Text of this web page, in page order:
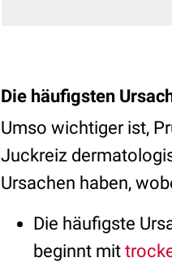
Die häufigsten
Umso wichtiger ist,
Juckreiz
Ursachen haben,
Die häufigste
beginnt mit